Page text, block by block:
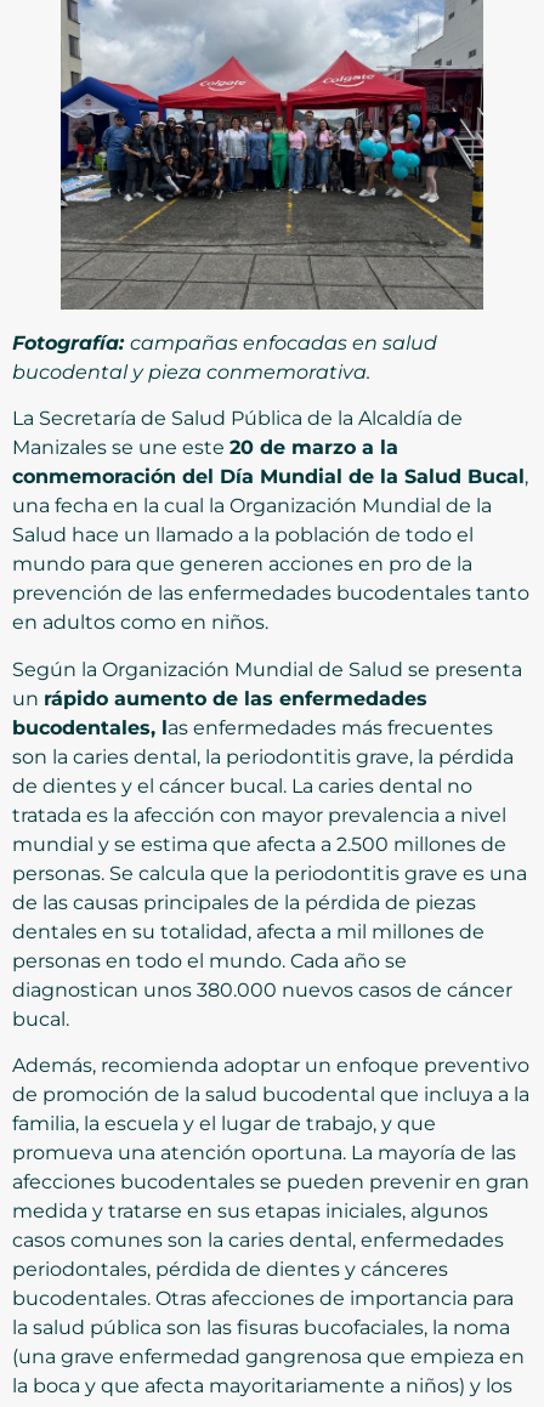
Fotografía: campañas enfocadas en salud
bucodental y pieza conmemorativa.
La Secretaría de Salud Pública de la Alcaldía de
Manizales se une este 20 de marzo a la
conmemoración del Día Mundial de la Salud Bucal,
una fecha en la cual la Organización Mundial de la
Salud hace un llamado a la población de todo el
mundo para que generen acciones en pro de la
prevención de las enfermedades bucodentales tanto
en adultos como en niños.
Según la Organización Mundial de Salud se presenta
un rápido aumento de las enfermedades
bucodentales, las enfermedades más frecuentes
son la caries dental, la periodontitis grave, la pérdida
de dientes y el cáncer bucal. La caries dental no
tratada es la afección con mayor prevalencia a nivel
mundial y se estima que afecta a 2.500 millones de
personas. Se calcula que la periodontitis grave es una
de las causas principales de la pérdida de piezas
dentales en su totalidad, afecta a mil millones de
personas en todo el mundo. Cada año se
diagnostican unos 380.000 nuevos casos de cáncer
bucal.
Además, recomienda adoptar un enfoque preventivo
de promoción de la salud bucodental que incluya a la
familia, la escuela y el lugar de trabajo, y que
promueva una atención oportuna. La mayoría de las
afecciones bucodentales se pueden prevenir en gran
medida y tratarse en sus etapas iniciales, algunos
casos comunes son la caries dental, enfermedades
periodontales, pérdida de dientes y cánceres
bucodentales. Otras afecciones de importancia para
la salud pública son las fisuras bucofaciales, la noma
(una grave enfermedad gangrenosa que empieza en
la boca y que afecta mayoritariamente a niños) y los